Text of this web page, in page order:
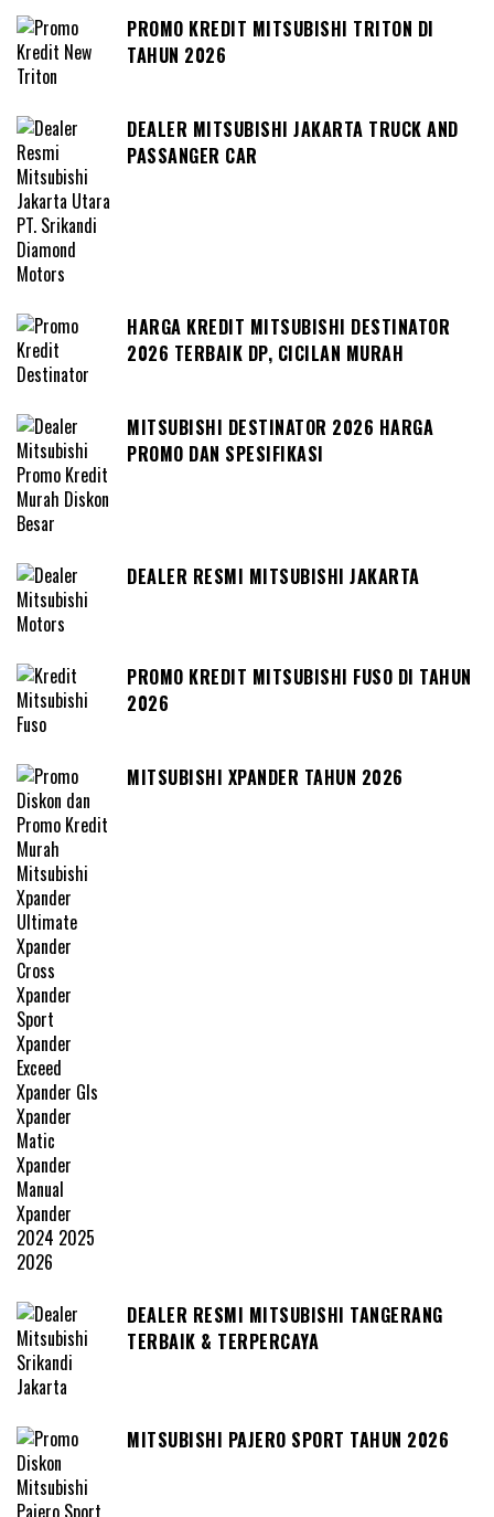
PROMO KREDIT MITSUBISHI TRITON DI
TAHUN 2026
DEALER MITSUBISHI JAKARTA TRUCK AND
PASSANGER CAR
HARGA KREDIT MITSUBISHI DESTINATOR
2026 TERBAIK DP, CICILAN MURAH
MITSUBISHI DESTINATOR 2026 HARGA
PROMO DAN SPESIFIKASI
DEALER RESMI MITSUBISHI JAKARTA
PROMO KREDIT MITSUBISHI FUSO DI TAHUN
2026
MITSUBISHI XPANDER TAHUN 2026
DEALER RESMI MITSUBISHI TANGERANG
TERBAIK & TERPERCAYA
MITSUBISHI PAJERO SPORT TAHUN 2026